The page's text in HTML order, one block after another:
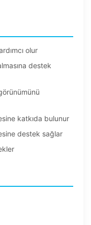
olur
destek
katkıda bulunur
destek sağlar